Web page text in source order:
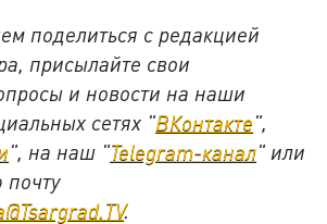
поделиться с редакцией
присылайте свои
и новости на наши
сетях "ВКонтакте",
", на наш "Telegram-канал" или
почту
.